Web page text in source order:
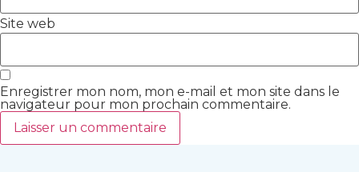
Site web
Enregistrer mon nom, mon e-mail et mon site dans le
navigateur pour mon prochain commentaire.